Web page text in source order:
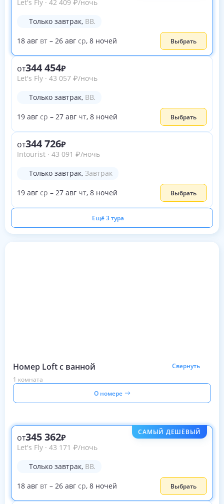
Let's Fly · 42 409 ₽/ночь
Только завтрак, BB.
18 авг вт – 26 авг ср, 8 ночей Выбрать
от344 454
Let's Fly · 43 057 ₽/ночь
Только завтрак, BB.
19 авг ср – 27 авг чт, 8 ночей Выбрать
от344 726
Intourist · 43 091 ₽/ночь
Только завтрак, Завтрак
19 авг ср – 27 авг чт, 8 ночей Выбрать
Ещё 3 тура
Номер Loft с ванной
Свернуть
1 комната
О номере
САМЫЙ ДЕШЁВЫЙ
от345 362
Let's Fly · 43 171 ₽/ночь
Только завтрак, BB.
18 авг вт – 26 авг ср, 8 ночей Выбрать